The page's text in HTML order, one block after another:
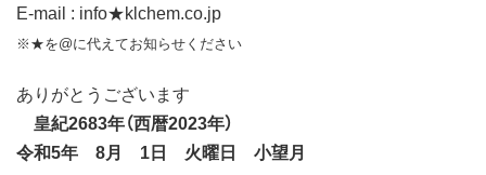
E-mail : info★klchem.co.jp
※★を@に代えてお知らせください
ありがとうございます
皇紀2683年（西暦2023年）
令和5年 8月 1日 火曜日 小望月